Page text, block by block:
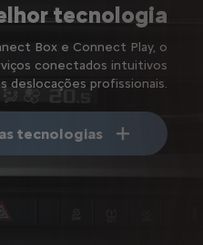
tecnologia
Box e Connect Play, o
conectados intuitivos
deslocações profissionais.
tecnologias